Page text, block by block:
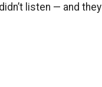
listen — and they